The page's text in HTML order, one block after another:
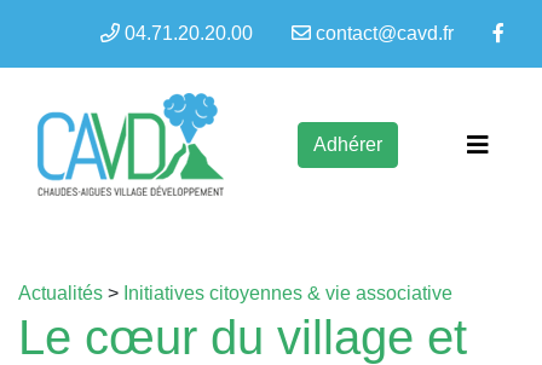
04.71.20.20.00 contact@cavd.fr
Adhérer
Actualités > Initiatives citoyennes & vie associative
Le cœur du village et